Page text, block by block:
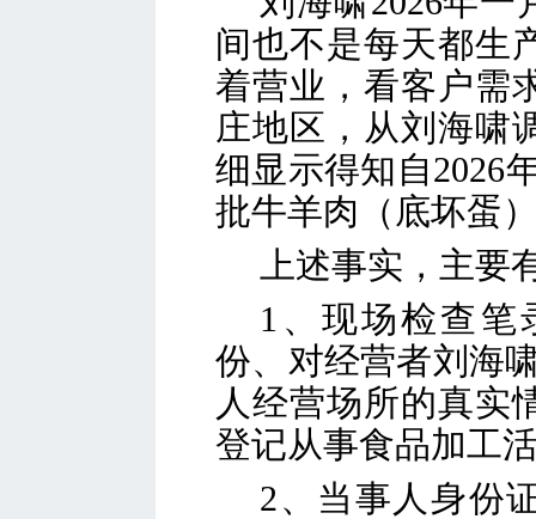
间也不是每天都生
着营业，看客户需
庄地区，从刘海啸
细显示得知自2026
批牛羊肉（底坏蛋
上述事实，主要
1、现场检查笔
份、对经营者刘海
人经营场所的真实
登记从事食品加工
2、当事人身份